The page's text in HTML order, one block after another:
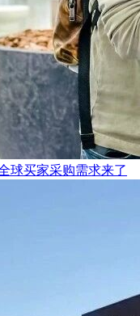
球买家采购需求来了